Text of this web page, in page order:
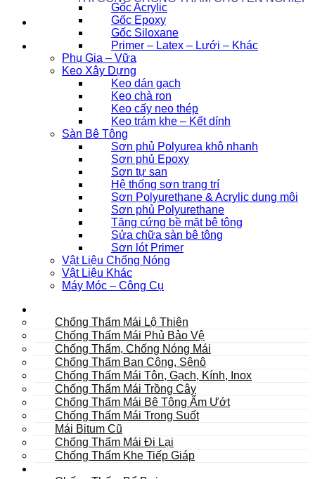
Gốc Acrylic
Gốc Epoxy
Gốc Siloxane
Primer – Latex – Lưới – Khác
Phụ Gia – Vữa
Keo Xây Dựng
Keo dán gạch
Keo chà ron
Keo cấy neo thép
Keo trám khe – Kết dính
Sàn Bê Tông
Sơn phủ Polyurea khô nhanh
Sơn phủ Epoxy
Sơn tự san
Hệ thống sơn trang trí
Sơn Polyurethane & Acrylic dung môi
Sơn phủ Polyurethane
Tăng cứng bề mặt bê tông
Sửa chữa sàn bê tông
Sơn lót Primer
Vật Liệu Chống Nóng
Vật Liệu Khác
Máy Móc – Công Cụ
Chống Thấm Mái Lộ Thiên
Chống Thấm Mái Phủ Bảo Vệ
Chống Thấm, Chống Nóng Mái
Chống Thấm Ban Công, Sênô
Chống Thấm Mái Tôn, Gạch, Kính, Inox
Chống Thấm Mái Trồng Cây
Chống Thấm Mái Bê Tông Ẩm Ướt
Chống Thấm Mái Trong Suốt
Mái Bitum Cũ
Chống Thấm Mái Đi Lại
Chống Thấm Khe Tiếp Giáp